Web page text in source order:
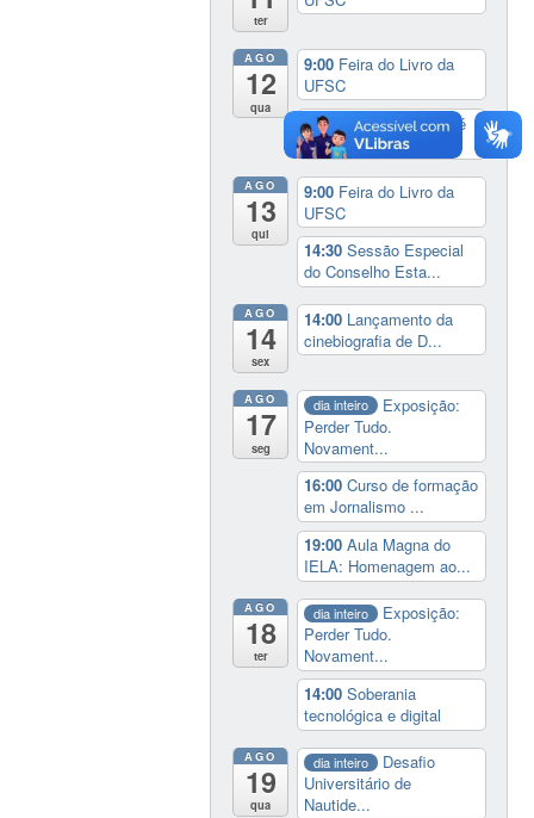
ter
AGO
12
qua
9:00 Feira do Livro da
UFSC
17:00
3º Prêmio Zahidé
Muzart
AGO
13
qui
9:00 Feira do Livro da
UFSC
14:30Sessão Especial
do Conselho Esta...
AGO
14
sex
14:00 Lançamento da
cinebiografia de D...
AGO
17
seg
dia inteiro
Exposição:
Perder Tudo.
Novament...
16:00Curso de formação
em Jornalismo ...
19:00Aula Magna do
IELA: Homenagem ao...
AGO
18
ter
dia inteiro
Exposição:
Perder Tudo.
Novament...
14:00Soberania
tecnológica e digital
AGO
19
qua
dia inteiro
Desafio
Universitário de
Nautide...